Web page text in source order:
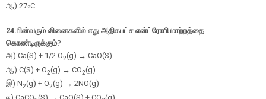
ஆ) 27∘C
24.பின்வரும் வினைகளில் எது அதிகபட்ச என்ட்ரோபி மாற்றத்தை
கொண்டிருக்கும்?
அ) Ca(S) + 1/2 O2(g) → CaO(S)
ஆ) C(S) + O2(g) → CO2(g)
இ) N2(g) + O2(g) → 2NO(g)